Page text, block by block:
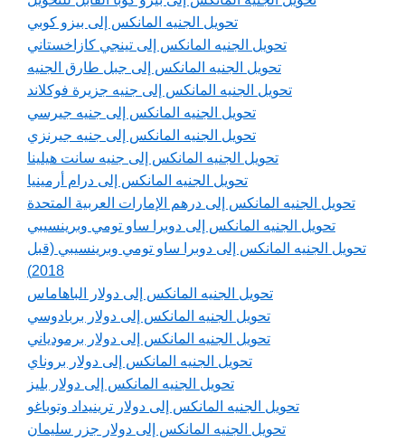
تحويل الجنيه المانكس إلى بيزو كوبي
تحويل الجنيه المانكس إلى تينجي كازاخستاني
تحويل الجنيه المانكس إلى جبل طارق الجنيه
تحويل الجنيه المانكس إلى جنيه جزيرة فوكلاند
تحويل الجنيه المانكس إلى جنيه جيرسي
تحويل الجنيه المانكس إلى جنيه جيرنزي
تحويل الجنيه المانكس إلى جنيه سانت هيلينا
تحويل الجنيه المانكس إلى درام أرمينيا
تحويل الجنيه المانكس إلى درهم الإمارات العربية المتحدة
تحويل الجنيه المانكس إلى دوبرا ساو تومي وبرينسيبي
تحويل الجنيه المانكس إلى دوبرا ساو تومي وبرينسيبي (قبل
2018)
تحويل الجنيه المانكس إلى دولار الباهاماس
تحويل الجنيه المانكس إلى دولار بربادوسي
تحويل الجنيه المانكس إلى دولار برمودياني
تحويل الجنيه المانكس إلى دولار بروناي
تحويل الجنيه المانكس إلى دولار بليز
تحويل الجنيه المانكس إلى دولار ترينيداد وتوباغو
تحويل الجنيه المانكس إلى دولار جزر سليمان